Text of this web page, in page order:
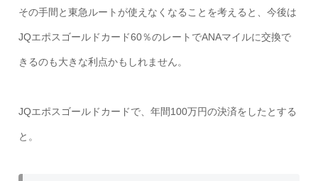
その手間と東急ルートが使えなくなることを考えると、今後は
JQエポスゴールドカード60％のレートでANAマイルに交換で
きるのも大きな利点かもしれません。
JQエポスゴールドカードで、年間100万円の決済をしたとする
と。